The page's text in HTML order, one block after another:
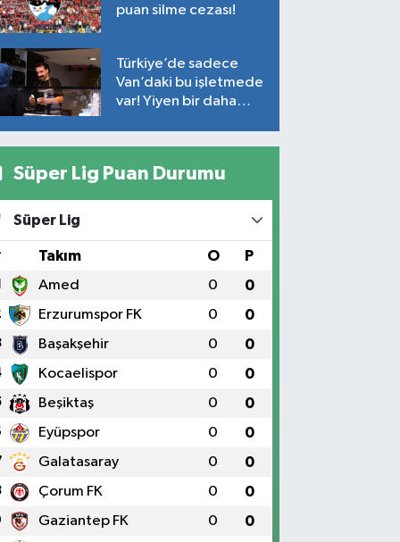
puan silme cezası!
Türkiye’de sadece
Van’daki bu işletmede
var! Yiyen bir daha
Süper Lig Puan Durumu
Süper Lig
Takım O P
Amed 0 0
Erzurumspor FK 0 0
Başakşehir 0 0
Kocaelispor 0 0
Beşiktaş 0 0
Eyüpspor 0 0
Galatasaray 0 0
Çorum FK 0 0
Gaziantep FK 0 0